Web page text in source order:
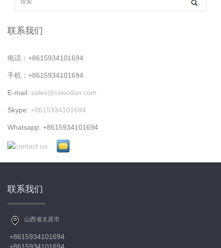
联系我们
电话：+8615934101694
手机：+8615934101694
E-mail: sales@sxwotlon.com
Skype: +8615934101694
Whatsapp: +8615934101694
联系我们
山西省太原市
+8615934101694